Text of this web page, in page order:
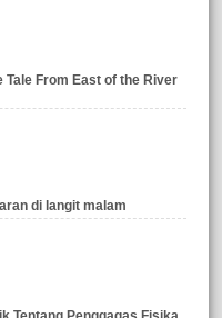
From East of the River
di langit malam